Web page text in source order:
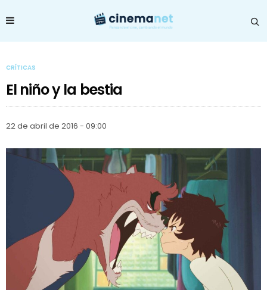
CRÍTICAS
El niño y la bestia
22 de abril de 2016 - 09:00